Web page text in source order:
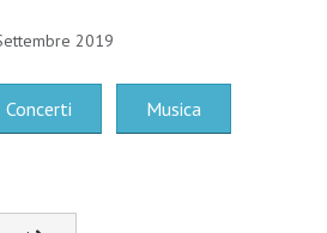
2019
Concerti Musica